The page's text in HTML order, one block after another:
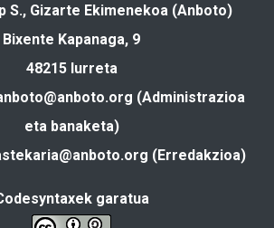
S., Gizarte Ekimenekoa (Anboto)
Bixente Kapanaga, 9
48215 Iurreta
(Administrazioa
eta banaketa)
(Erredakzioa)
garatua